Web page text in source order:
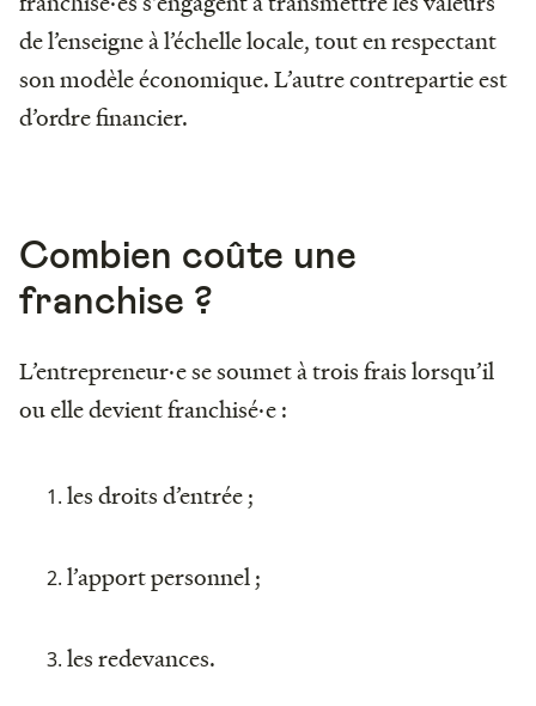
de l’enseigne à l’échelle locale, tout en respectant
son modèle économique. L’autre contrepartie est
d’ordre financier.
Combien coûte une
franchise ?
L’entrepreneur·e se soumet à trois frais lorsqu’il
ou elle devient franchisé·e :
les droits d’entrée ;
l’apport personnel ;
les redevances.